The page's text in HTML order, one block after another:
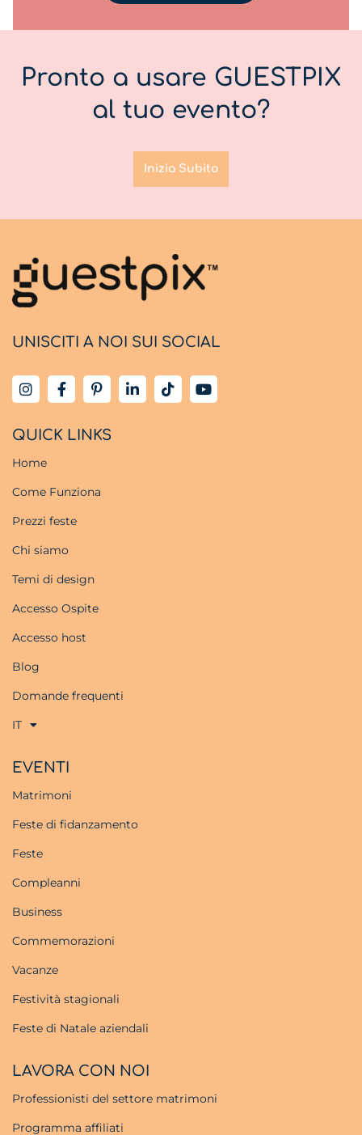
Pronto a usare GUESTPIX
al tuo evento?
Inizia Subito
UNISCITI A NOI SUI SOCIAL
QUICK LINKS
Home
Come Funziona
Prezzi feste
Chi siamo
Temi di design
Accesso Ospite
Accesso host
Blog
Domande frequenti
IT
EVENTI
Matrimoni
Feste di fidanzamento
Feste
Compleanni
Business
Commemorazioni
Vacanze
Festività stagionali
Feste di Natale aziendali
LAVORA CON NOI
Professionisti del settore matrimoni
Programma affiliati